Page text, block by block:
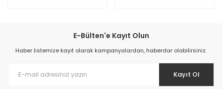
E-Bülten'e Kayıt Olun
Haber listemize kayıt olarak kampanyalardan, haberdar olabilirsiniz.
Kayıt Ol